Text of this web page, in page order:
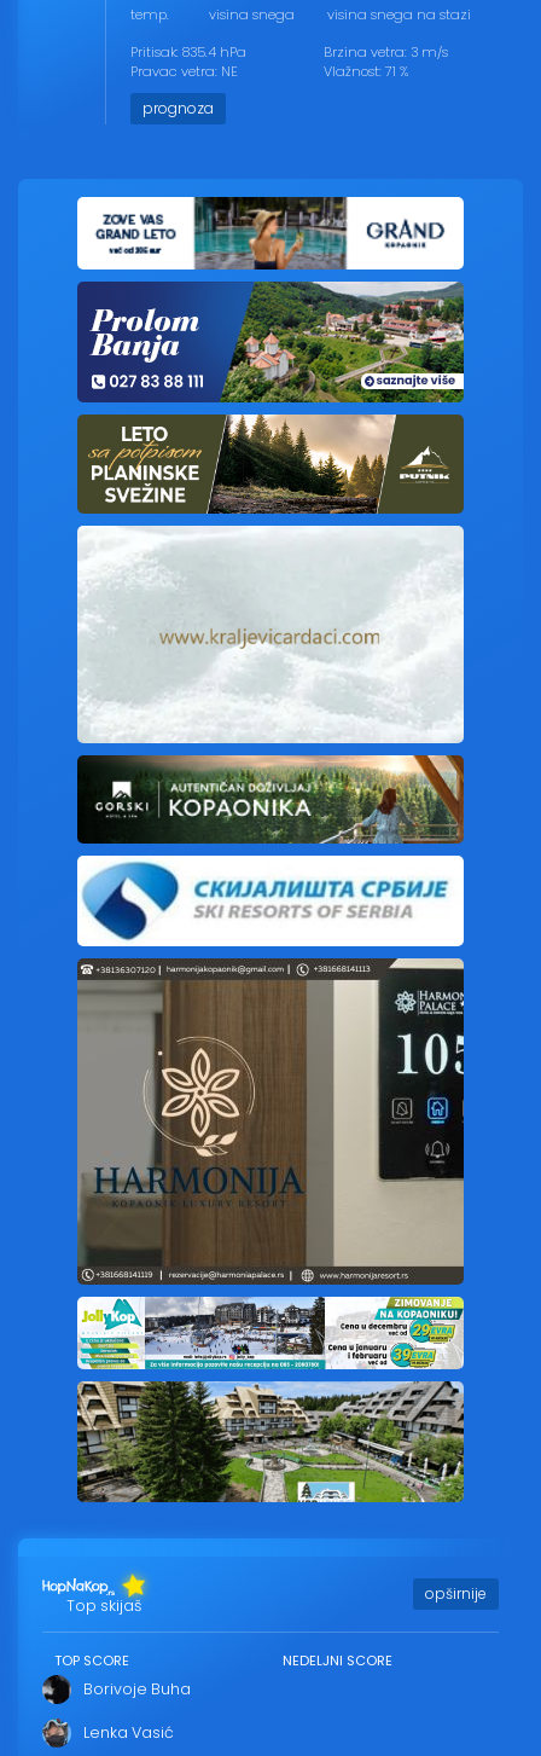
temp. visina snega
visina snega na stazi
Pritisak: 835.4 hPa
Pravac vetra: NE
Brzina vetra: 3 m/s
Vlažnost: 71 %
prognoza
Top skijaš
opširnije
TOP SCORE
Borivoje Buha
Lenka Vasić
NEDELJNI SCORE